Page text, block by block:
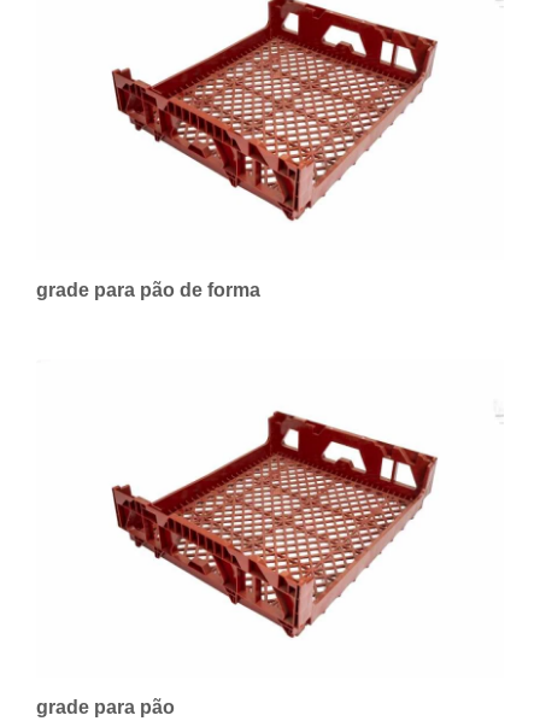
grade para pão de forma
grade para pão